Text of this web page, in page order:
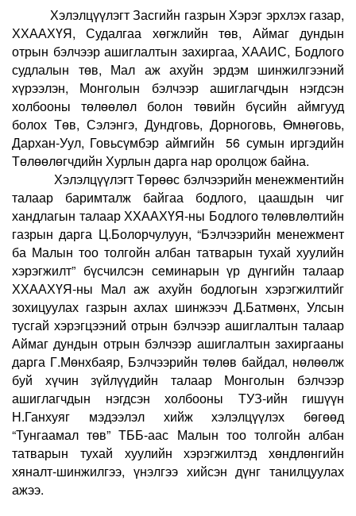
Хэлэлцүүлэгт Засгийн газрын Хэрэг эрхлэх газар,
ХХААХҮЯ, Судалгаа хөгжлийн төв, Аймаг дундын
отрын бэлчээр ашиглалтын захиргаа, ХААИС, Бодлого
судлалын төв, Мал аж ахуйн эрдэм шинжилгээний
хүрээлэн, Монголын бэлчээр ашиглагчдын нэгдсэн
холбооны төлөөлөл болон төвийн бүсийн аймгууд
болох Төв, Сэлэнгэ, Дундговь, Дорноговь, Өмнөговь,
Дархан-Уул, Говьсүмбэр аймгийн 56 сумын иргэдийн
Төлөөлөгчдийн Хурлын дарга нар оролцож байна.
Хэлэлцүүлэгт Төрөөс бэлчээрийн менежментийн
талаар баримталж байгаа бодлого, цаашдын чиг
хандлагын талаар ХХААХҮЯ-ны Бодлого төлөвлөлтийн
газрын дарга Ц.Болорчулуун, “Бэлчээрийн менежмент
ба Малын тоо толгойн албан татварын тухай хуулийн
хэрэгжилт” бүсчилсэн семинарын үр дүнгийн талаар
ХХААХҮЯ-ны Мал аж ахуйн бодлогын хэрэгжилтийг
зохицуулах газрын ахлах шинжээч Д.Батмөнх, Улсын
тусгай хэрэгцээний отрын бэлчээр ашиглалтын талаар
Аймаг дундын отрын бэлчээр ашиглалтын захиргааны
дарга Г.Мөнхбаяр, Бэлчээрийн төлөв байдал, нөлөөлж
буй хүчин зүйлүүдийн талаар Монголын бэлчээр
ашиглагчдын нэгдсэн холбооны ТУЗ-ийн гишүүн
Н.Ганхуяг мэдээлэл хийж хэлэлцүүлэх бөгөөд
“Тунгаамал төв” ТББ-аас Малын тоо толгойн албан
татварын тухай хуулийн хэрэгжилтэд хөндлөнгийн
хяналт-шинжилгээ, үнэлгээ хийсэн дүнг танилцуулах
ажээ.